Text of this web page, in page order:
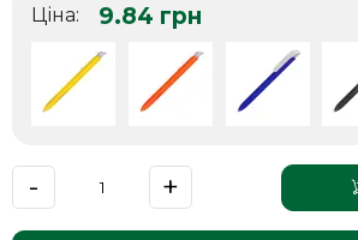
Ціна: 9.84 грн
- +